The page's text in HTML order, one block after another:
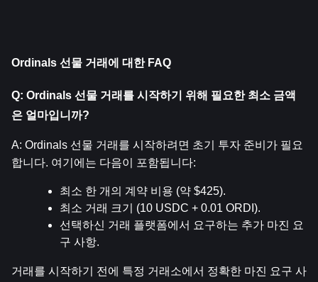
Ordinals 선물 거래에 대한 FAQ
Q: Ordinals 선물 거래를 시작하기 위해 필요한 최소 금액
은 얼마입니까?
A: Ordinals 선물 거래를 시작하려면 초기 투자 준비가 필요
합니다. 여기에는 다음이 포함됩니다:
최소 한 개의 계약 비용 (약 $425).
최소 거래 크기 (10 USDC + 0.01 ORDI).
선택하신 거래 플랫폼에서 요구하는 추가 마진 요
구 사항.
거래를 시작하기 전에 특정 거래소에서 정확한 마진 요구 사